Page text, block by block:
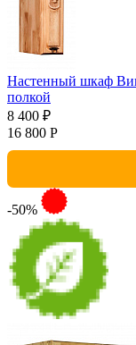
Настенный шкаф
полкой
8 400 ₽
16 800 Р
-50%